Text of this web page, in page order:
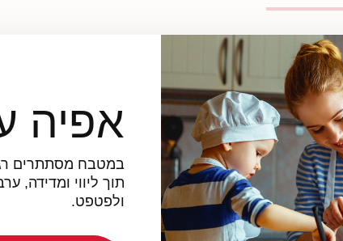
אפיה
במטבח מסתתרים
תוך ליווי ומדידה,
ולפטפט.